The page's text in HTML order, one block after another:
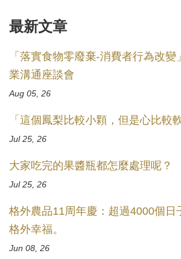
最新文章
「落實食物零廢棄-消費者行為改
業溝通座談會
Aug 05, 26
「這個鳳梨比較小顆，但是心比較
Jul 25, 26
大家吃完的果醬瓶都怎麼處理呢？
Jul 25, 26
格外農品11周年慶：超過4000個日
格外幸福。
Jun 08, 26